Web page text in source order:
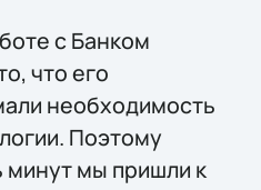
с Банком
что его
необходимость
Поэтому
минут мы пришли к